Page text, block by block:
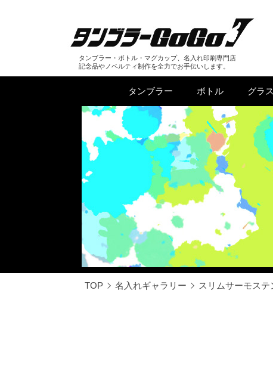
タンブラー・ボトル・マグカップ、名入れ印刷専門店
記念品やノベルティ制作を全力でお手伝いします。
タンブラー ボトル グラ
TOP 名入れギャラリー スリムサーモス